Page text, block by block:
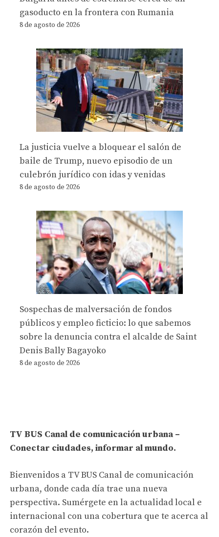
gasoducto en la frontera con Rumania
8 de agosto de 2026
La justicia vuelve a bloquear el salón de
baile de Trump, nuevo episodio de un
culebrón jurídico con idas y venidas
8 de agosto de 2026
Sospechas de malversación de fondos
públicos y empleo ficticio: lo que sabemos
sobre la denuncia contra el alcalde de Saint
Denis Bally Bagayoko
8 de agosto de 2026
TV BUS Canal de comunicación urbana –
Conectar ciudades, informar al mundo.
Bienvenidos a TV BUS Canal de comunicación
urbana, donde cada día trae una nueva
perspectiva. Sumérgete en la actualidad local e
internacional con una cobertura que te acerca al
corazón del evento.